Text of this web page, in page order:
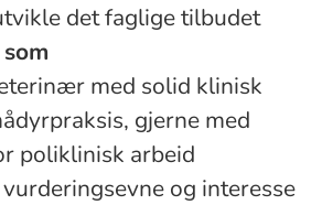
det faglige tilbudet
med solid klinisk
gjerne med
poliklinisk arbeid
og interesse